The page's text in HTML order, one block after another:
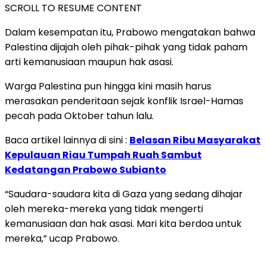
SCROLL TO RESUME CONTENT
Dalam kesempatan itu, Prabowo mengatakan bahwa
Palestina dijajah oleh pihak-pihak yang tidak paham
arti kemanusiaan maupun hak asasi.
Warga Palestina pun hingga kini masih harus
merasakan penderitaan sejak konflik Israel-Hamas
pecah pada Oktober tahun lalu.
Baca artikel lainnya di sini : Belasan Ribu Masyarakat
Kepulauan Riau Tumpah Ruah Sambut
Kedatangan Prabowo Subianto
“Saudara-saudara kita di Gaza yang sedang dihajar
oleh mereka-mereka yang tidak mengerti
kemanusiaan dan hak asasi. Mari kita berdoa untuk
mereka,” ucap Prabowo.